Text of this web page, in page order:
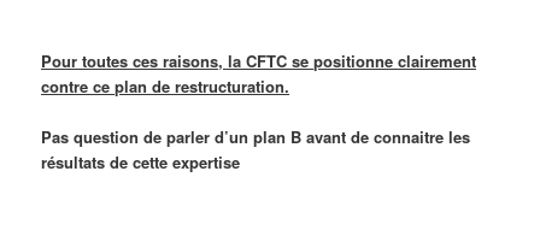
Pour toutes ces raisons, la CFTC se positionne clairement
contre ce plan de restructuration.
Pas question de parler d’un plan B avant de connaitre les
résultats de cette expertise